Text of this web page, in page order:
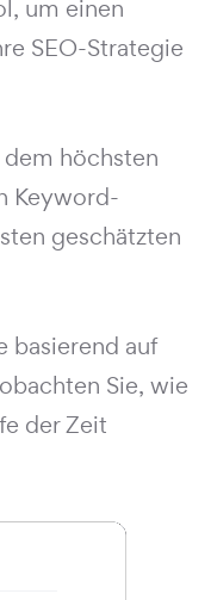
um einen
SEO-Strategie
höchsten
Keyword-
geschätzten
basierend auf
Sie, wie
der Zeit